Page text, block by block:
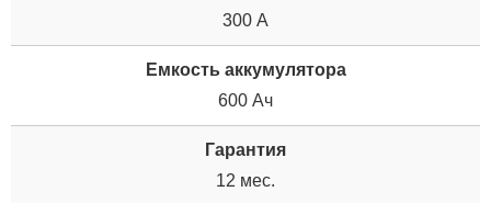
300 А
Емкость аккумулятора
600 Ач
Гарантия
12 мес.